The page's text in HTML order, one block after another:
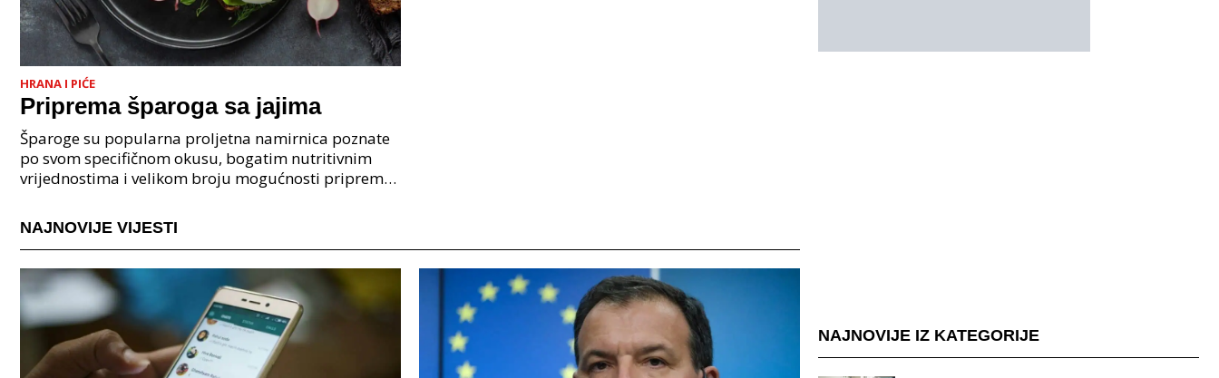
HRANA I PIĆE
Priprema šparoga sa jajima
Šparoge su popularna proljetna namirnica poznate
po svom specifičnom okusu, bogatim nutritivnim
vrijednostima i velikom broju mogućnosti pripreme.
NAJNOVIJE VIJESTI
NAJNOVIJE IZ KATEGORIJE